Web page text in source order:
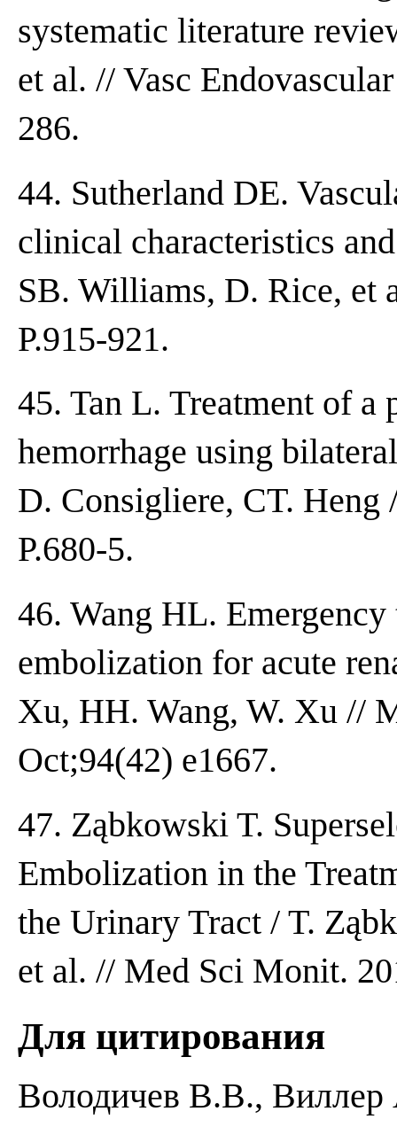
systematic literature
et al. // Vasc
286.
44. Sutherland DE.
clinical characteristics
SB. Williams, D. Rice, et
P.915-921.
45. Tan L. Treatment of
hemorrhage using
D. Consigliere, CT.
P.680-5.
46. Wang HL.
embolization for acute
Xu, HH. Wang, W. Xu //
Oct;94(42) e1667.
47. Ząbkowski T.
Embolization in the
the Urinary Tract / T.
et al. // Med Sci Monit.
Для цитирования
Володичев В.В., Виллер